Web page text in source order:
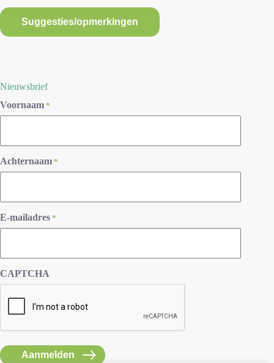
Suggesties/opmerkingen
Nieuwsbrief
Voornaam *
Achternaam *
E-mailadres *
CAPTCHA